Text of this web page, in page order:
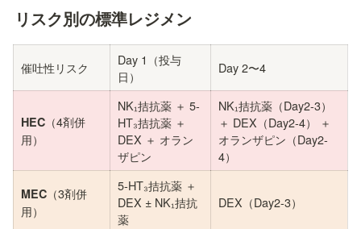
リスク別の標準レジメン
催吐性リスク
Day 1（投与
日）
Day 2〜4
HEC （4剤併
用）
NK₁拮抗薬 ＋ 5-
HT₃拮抗薬 ＋
DEX ＋ オラン
ザピン
NK₁拮抗薬（Day2-3）
＋ DEX（Day2-4） ＋
オランザピン（Day2-
4）
MEC （3剤併
用）
5-HT₃拮抗薬 ＋
DEX ± NK₁拮抗
薬
DEX（Day2-3）